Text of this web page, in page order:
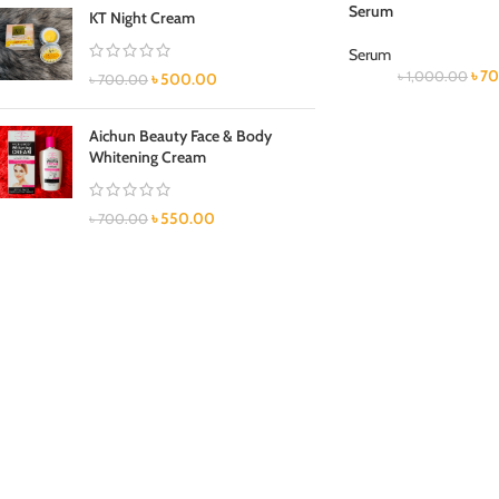
KT Night Cream
৳700.00 ৳500.00
Aichun Beauty Face & Body
Whitening Cream
৳700.00 ৳550.00
Serum
Serum
৳1,000.00 ৳